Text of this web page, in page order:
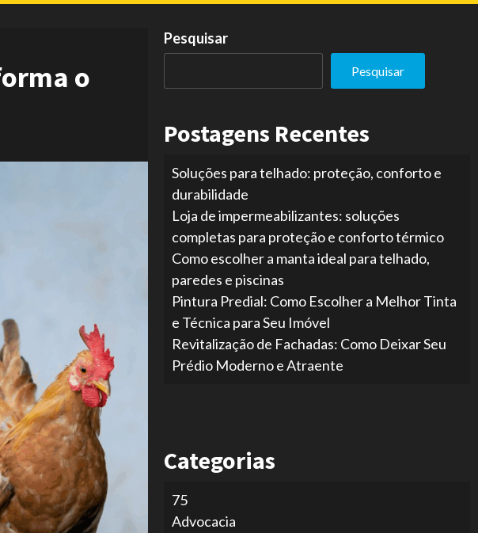
o
Pesquisar
Pesquisar
Postagens Recentes
Soluções para telhado: proteção, conforto e
durabilidade
Loja de impermeabilizantes: soluções
completas para proteção e conforto térmico
Como escolher a manta ideal para telhado,
paredes e piscinas
Pintura Predial: Como Escolher a Melhor Tinta
e Técnica para Seu Imóvel
Revitalização de Fachadas: Como Deixar Seu
Prédio Moderno e Atraente
Categorias
75
Advocacia